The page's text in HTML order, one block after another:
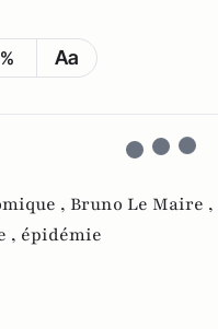
Aa
, Bruno Le Maire ,
, épidémie